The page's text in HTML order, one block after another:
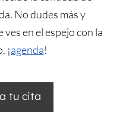
No dudes más y
en el espejo con la
¡agenda!
tu cita